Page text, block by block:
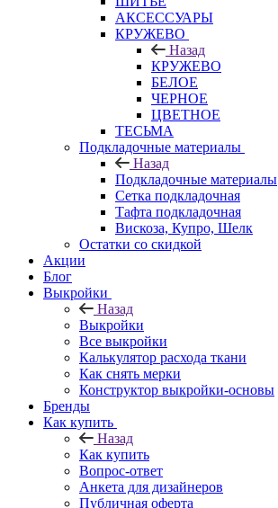
АКСЕССУАРЫ
КРУЖЕВО
Назад
КРУЖЕВО
БЕЛОЕ
ЧЕРНОЕ
ЦВЕТНОЕ
ТЕСЬМА
Подкладочные материалы
Назад
Подкладочные материалы
Сетка подкладочная
Тафта подкладочная
Вискоза, Купро, Шелк
Остатки со скидкой
Акции
Блог
Выкройки
Назад
Выкройки
Все выкройки
Калькулятор расхода ткани
Как снять мерки
Конструктор выкройки-основы
Бренды
Как купить
Назад
Как купить
Вопрос-ответ
Анкета для дизайнеров
Публичная оферта